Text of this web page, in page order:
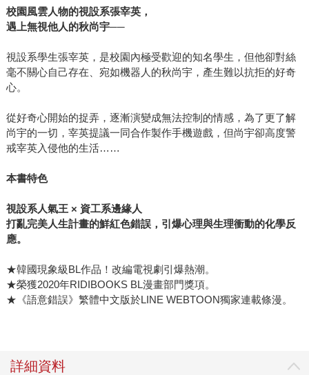
校園風雲人物的視設系張宰英，
遇上無視他人的秋尚宇──
視設系學生張宰英，是校園內極受歡迎的知名學生，但他卻對絲
毫不關心自己存在、宛如機器人的秋尚宇，產生難以抗拒的好奇
心。
從好奇心開始的捉弄，逐漸演變成無法控制的情感，為了更了解
尚宇的一切，宰英提議一同合作製作手機遊戲，但尚宇卻高度警
戒宰英入侵他的生活……
本書特色
視設系人氣王 × 資工系邊緣人
打亂完美人生計畫的鮮紅色錯誤，引爆心理與生理衝動的化學反
應。
★韓國現象級BL作品！改編電視劇引爆熱潮。
★榮獲2020年RIDIBOOKS BL漫畫部門獎項。
★《語意錯誤》繁體中文版於LINE WEBTOON獨家連載條漫。
詳細資料